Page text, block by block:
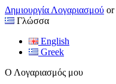
Δημιουργία Λογαριασμού or
Γλώσσα
English
Greek
Ο Λογαριασμός μου